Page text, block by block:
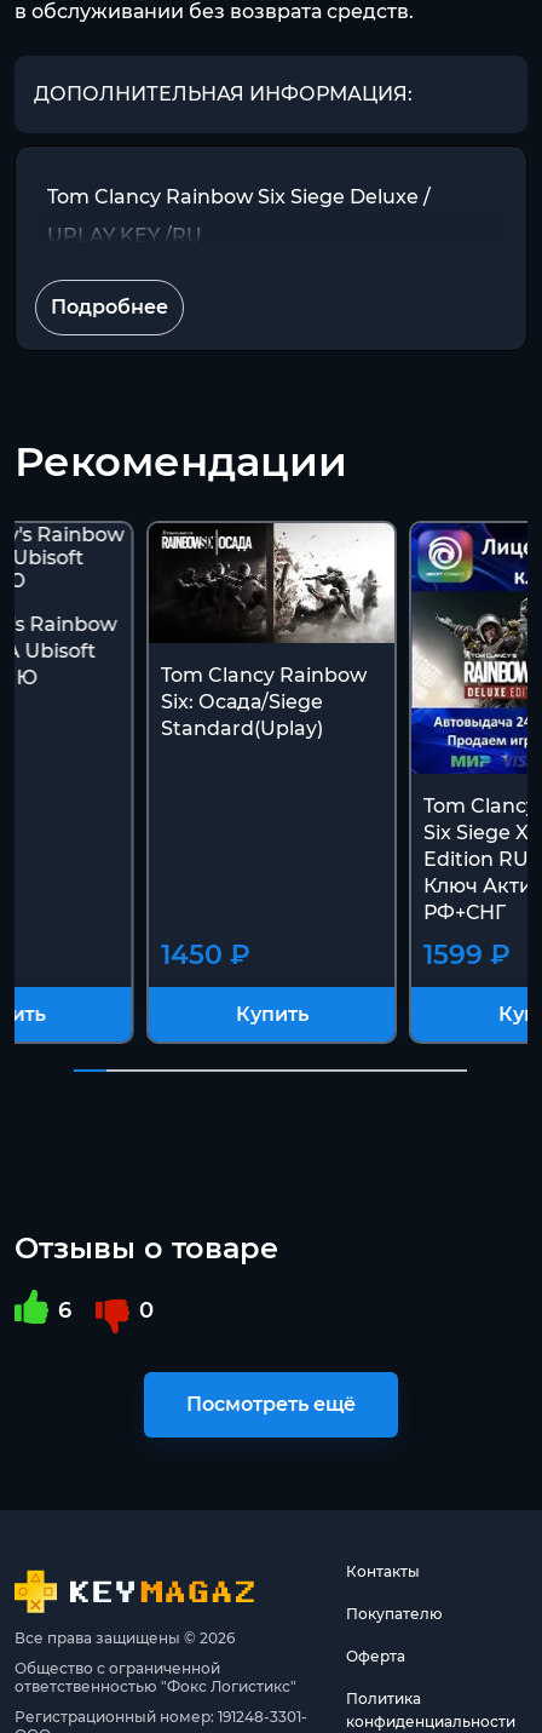
в обслуживании без возврата средств.
ДОПОЛНИТЕЛЬНАЯ ИНФОРМАЦИЯ:
Tom Clancy Rainbow Six Siege Deluxe /
UPLAY KEY /RU
Подробнее
Рекомендации
Rainbow
Ubisoft
Tom Clancy Rainbow
Six: Осада/Siege
Standard(Uplay)
1450 ₽
Купить
Tom
Six Siege X
Edition RU
Ключ
РФ+СНГ
1599 ₽
Отзывы о товаре
6 0
Посмотреть ещё
Все права защищены © 2026
Общество с ограниченной
ответственностью "Фокс Логистикс"
Регистрационный номер: 191248-3301-
Контакты
Покупателю
Оферта
Политика
конфиденциальности